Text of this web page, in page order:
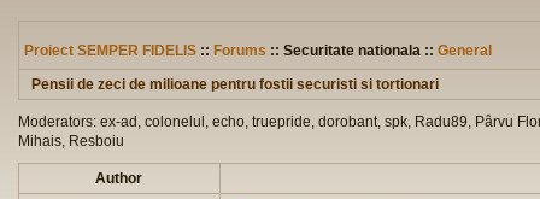
Proiect SEMPER FIDELIS :: Forums :: Securitate nationala :: General
Pensii de zeci de milioane pentru fostii securisti si tortionari
Moderators: ex-ad, colonelul, echo, truepride, dorobant, spk, Radu89, Pârvu
Mihais, Resboiu
Author